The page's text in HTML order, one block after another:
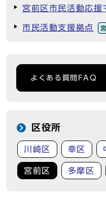
宮前区市民活動応援
市民活動支援拠点
よくある質問FAQ
区役所
川崎区 幸区
宮前区 多摩区